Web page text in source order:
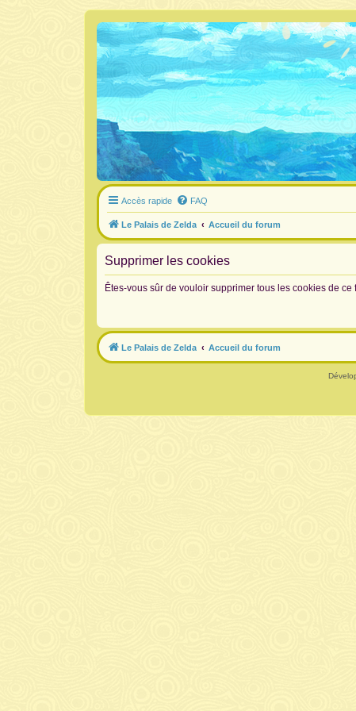
Accès rapide FAQ
Le Palais de Zelda Accueil du forum
Supprimer les cookies
Êtes-vous sûr de vouloir supprimer tous les cookies de ce
Le Palais de Zelda Accueil du forum